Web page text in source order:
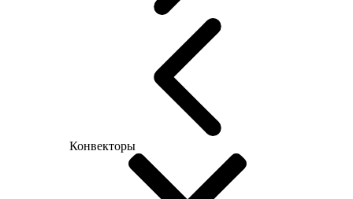
Конвекторы